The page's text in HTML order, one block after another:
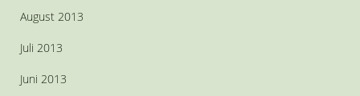
August 2013
Juli 2013
Juni 2013